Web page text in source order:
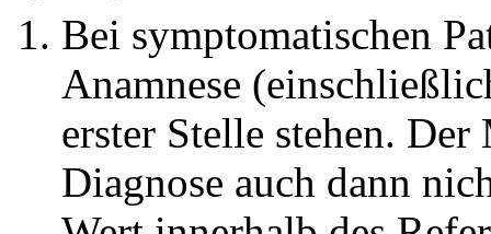
Bei symptomatischen
Anamnese
erster Stelle stehen.
Diagnose auch dann